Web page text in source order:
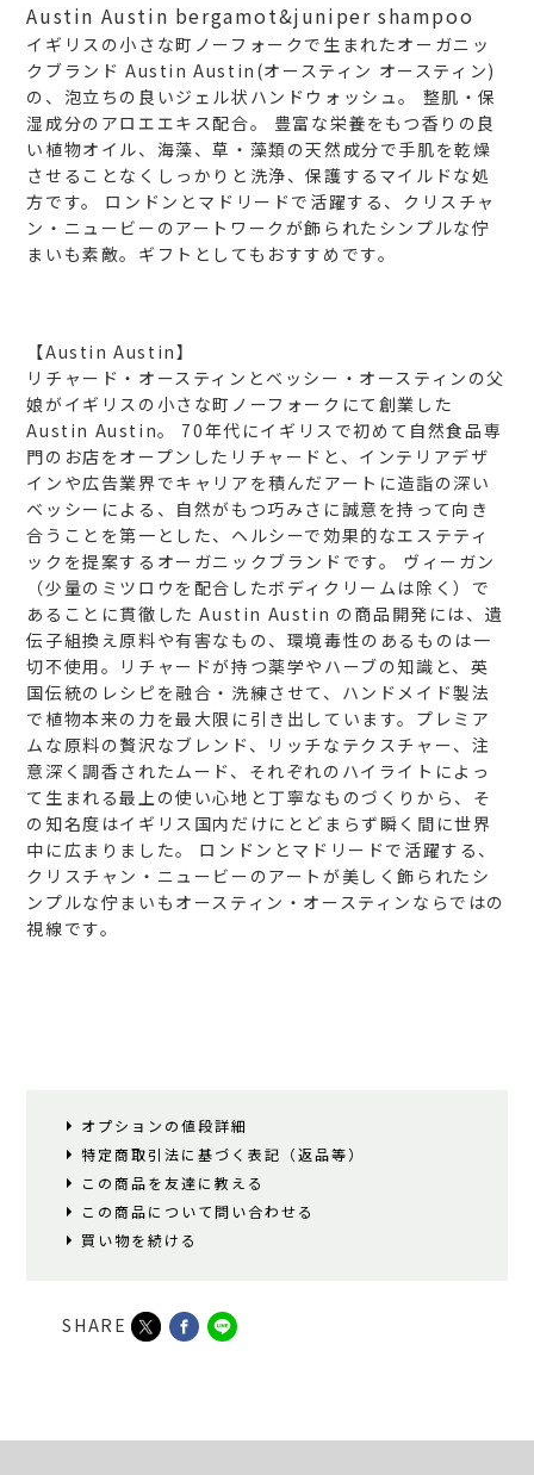
Austin Austin bergamot&juniper shampoo
イギリスの小さな町ノーフォークで生まれたオーガニッ
クブランド Austin Austin(オースティン オースティン)
の、泡立ちの良いジェル状ハンドウォッシュ。
整肌・保
湿成分のアロエエキス配合。
豊富な栄養をもつ香りの良
い植物オイル、海藻、草・藻類の天然成分で手肌を乾燥
させることなくしっかりと洗浄、保護するマイルドな処
方です。
ロンドンとマドリードで活躍する、クリスチャ
ン・ニュービーのアートワークが飾られたシンプルな佇
まいも素敵。ギフトとしてもおすすめです。
【Austin Austin】
リチャード・オースティンとベッシー・オースティンの父
娘がイギリスの小さな町ノーフォークにて創業した
Austin Austin。
70年代にイギリスで初めて自然食品専
門のお店をオープンしたリチャードと、インテリアデザ
インや広告業界でキャリアを積んだアートに造詣の深い
ベッシーによる、自然がもつ巧みさに誠意を持って向き
合うことを第一とした、ヘルシーで効果的なエステティ
ックを提案するオーガニックブランドです。
ヴィーガン
（少量のミツロウを配合したボディクリームは除く）で
あることに貫徹した Austin Austin の商品開発には、遺
伝子組換え原料や有害なもの、環境毒性のあるものは一
切不使用。リチャードが持つ薬学やハーブの知識と、英
国伝統のレシピを融合・洗練させて、ハンドメイド製法
で植物本来の力を最大限に引き出しています。プレミア
ムな原料の贅沢なブレンド、リッチなテクスチャー、注
意深く調香されたムード、それぞれのハイライトによっ
て生まれる最上の使い心地と丁寧なものづくりから、そ
の知名度はイギリス国内だけにとどまらず瞬く間に世界
中に広まりました。
ロンドンとマドリードで活躍する、
クリスチャン・ニュービーのアートが美しく飾られたシ
ンプルな佇まいもオースティン・オースティンならではの
視線です。
オプションの値段詳細
特定商取引法に基づく表記（返品等）
この商品を友達に教える
この商品について問い合わせる
買い物を続ける
SHARE